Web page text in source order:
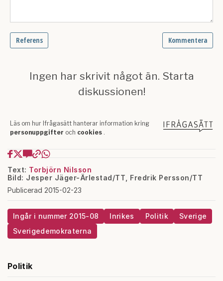
Text: Torbjörn Nilsson
Bild: Jesper Jäger-Ärlestad/TT, Fredrik Persson/TT
Publicerad 2015-02-23
Ingår i nummer 2015-08 Inrikes Politik
Sverige
Sverigedemokraterna
Politik